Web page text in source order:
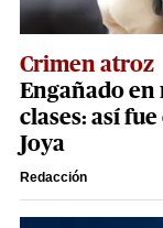
Crimen atroz
Engañado en
clases: así
Joya
Redacción